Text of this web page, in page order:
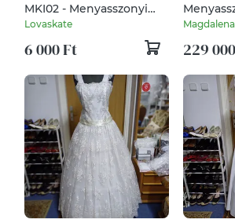
MKI02 - Menyasszonyi
levehető puffos tüll
Lovaskate
6 000 Ft
palotás
229